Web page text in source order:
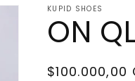
KUPID SHOES
ON
Precio
$100.000,00